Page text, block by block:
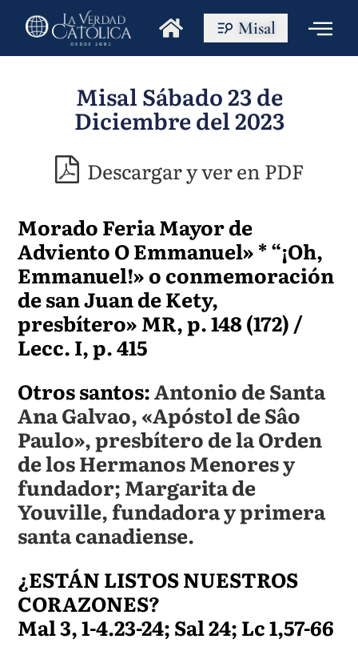
Misal
Misal Sábado 23 de
Diciembre del 2023
Descargar y ver en PDF
Morado Feria Mayor de
Adviento O Emmanuel» * “¡Oh,
Emmanuel!» o conmemoración
de san Juan de Kety,
presbítero» MR, p. 148 (172) /
Lecc. I, p. 415
Otros santos:Antonio de Santa
Ana Galvao, «Apóstol de Sâo
Paulo», presbítero de la Orden
de los Hermanos Menores y
fundador; Margarita de
Youville, fundadora y primera
santa canadiense.
¿ESTÁN LISTOS NUESTROS
CORAZONES?
Mal 3, 1-4.23-24; Sal 24; Lc 1,57-66